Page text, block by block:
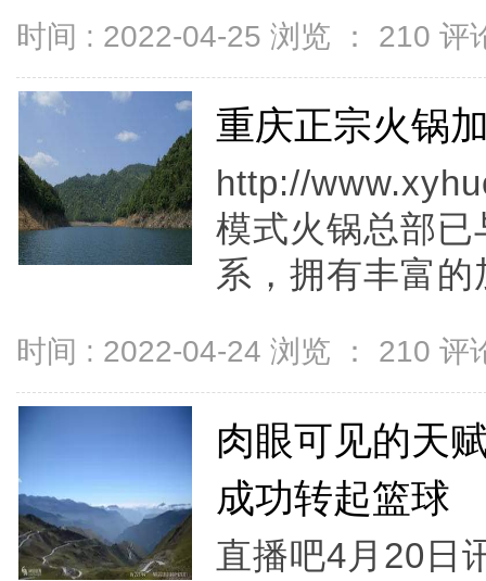
时间 : 2022-04-25 浏览 ： 210 评
重庆正宗火锅
http://
模式火锅总部
系，拥有丰富
时间 : 2022-04-24 浏览 ： 210 评
肉眼可见的天
成功转起篮球
直播吧4月20日